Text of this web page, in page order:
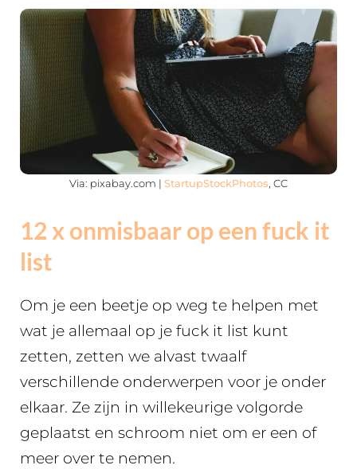
Via: pixabay.com | StartupStockPhotos, CC
12 x onmisbaar op een fuck it
list
Om je een beetje op weg te helpen met
wat je allemaal op je fuck it list kunt
zetten, zetten we alvast twaalf
verschillende onderwerpen voor je onder
elkaar. Ze zijn in willekeurige volgorde
geplaatst en schroom niet om er een of
meer over te nemen.